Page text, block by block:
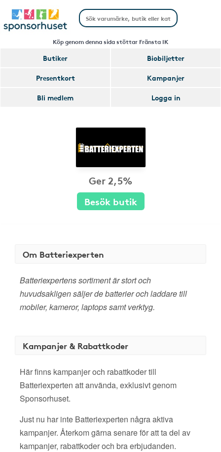
Köp genom denna sida stöttar Fränsta IK
Butiker
Biobiljetter
Presentkort
Kampanjer
Bli medlem
Logga in
Ger 2,5%
Besök butik
Om Batteriexperten
Batteriexpertens sortiment är stort och
huvudsakligen säljer de batterier och laddare till
mobiler, kameror, laptops samt verktyg.
Kampanjer & Rabattkoder
Här finns kampanjer och rabattkoder till
Batteriexperten att använda, exklusivt genom
Sponsorhuset.
Just nu har inte Batteriexperten några aktiva
kampanjer. Återkom gärna senare för att ta del av
kampanjer, rabattkoder och bra erbjudanden.